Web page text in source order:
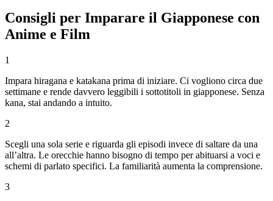
Consigli per Imparare il Giapponese con
Anime e Film
1
Impara hiragana e katakana prima di iniziare. Ci vogliono circa due
settimane e rende davvero leggibili i sottotitoli in giapponese. Senza
kana, stai andando a intuito.
2
Scegli una sola serie e riguarda gli episodi invece di saltare da una
all’altra. Le orecchie hanno bisogno di tempo per abituarsi a voci e
schemi di parlato specifici. La familiarità aumenta la comprensione.
3